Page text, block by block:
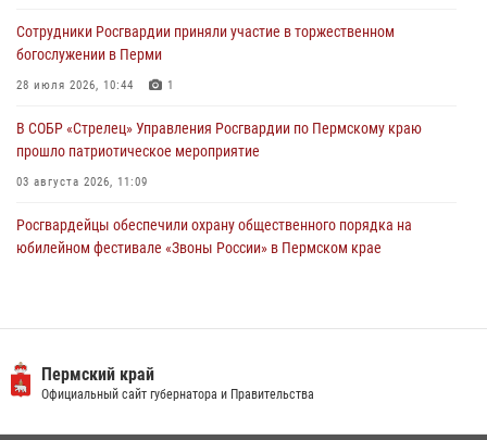
28 июля 2026, 06:15
Сотрудники Росгвардии приняли участие в торжественном
богослужении в Перми
28 июля 2026, 10:44 1
В СОБР «Стрелец» Управления Росгвардии по Пермскому краю
прошло патриотическое мероприятие
03 августа 2026, 11:09
Росгвардейцы обеспечили охрану общественного порядка на
юбилейном фестивале «Звоны России» в Пермском крае
ветеринарно-санитарной службы с годовщиной образования
13 июля 2026, 10:43
Пермский край
Официальный сайт губернатора и Правительства